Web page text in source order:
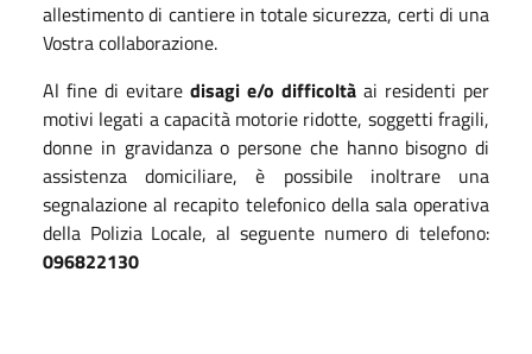
allestimento di cantiere in totale sicurezza, certi di una
Vostra collaborazione.
Al fine di evitare disagi e/o difficoltà ai residenti per
motivi legati a capacità motorie ridotte, soggetti fragili,
donne in gravidanza o persone che hanno bisogno di
assistenza domiciliare, è possibile inoltrare una
segnalazione al recapito telefonico della sala operativa
della Polizia Locale, al seguente numero di telefono:
096822130